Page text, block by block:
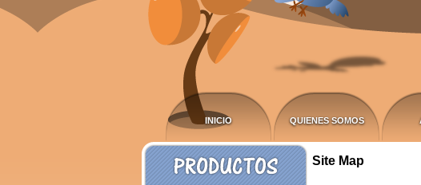
INICIO QUIENES SOMOS
Site Map